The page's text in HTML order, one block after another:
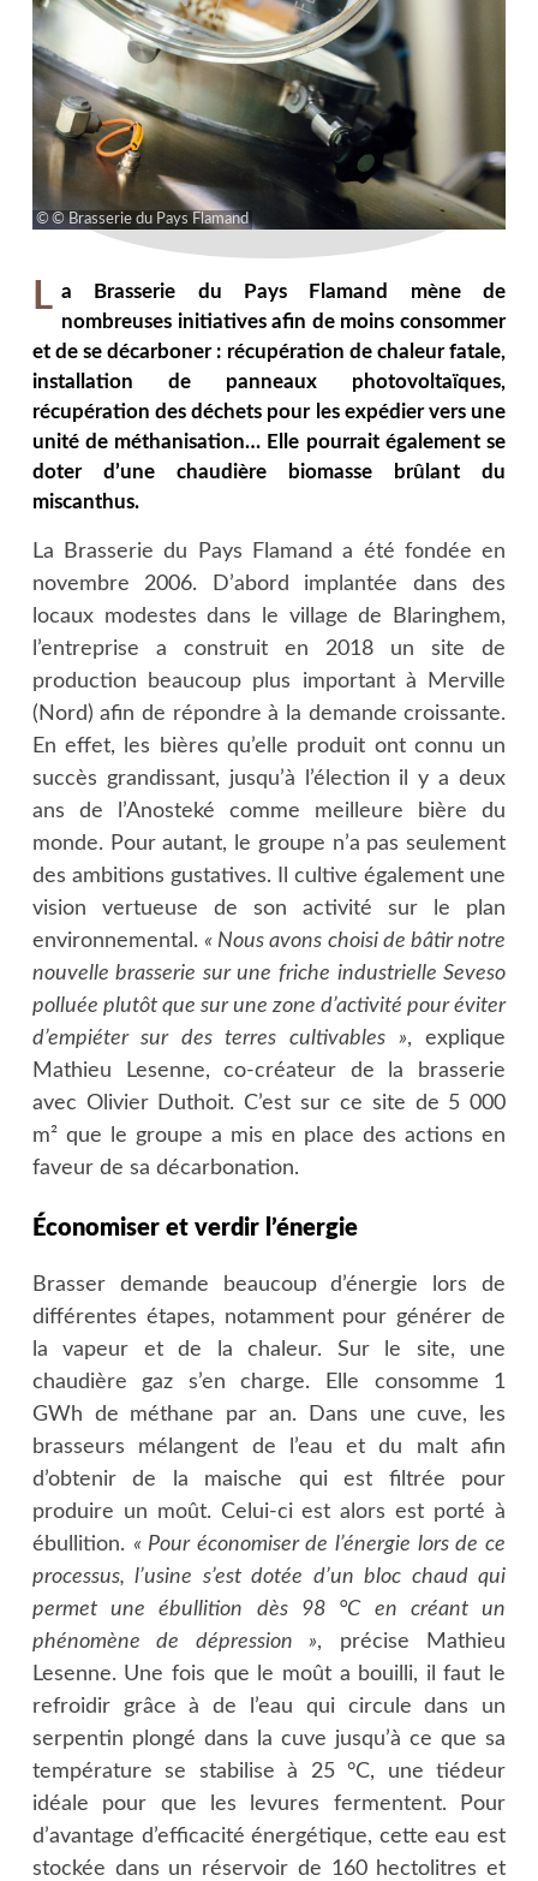
© Brasserie du Pays Flamand
L a Brasserie du Pays Flamand mène de
nombreuses initiatives afin de moins consommer
et de se décarboner : récupération de chaleur fatale,
installation de panneaux photovoltaïques,
récupération des déchets pour les expédier vers une
unité de méthanisation… Elle pourrait également se
doter d’une chaudière biomasse brûlant du
miscanthus.
La Brasserie du Pays Flamand a été fondée en
novembre 2006. D’abord implantée dans des
locaux modestes dans le village de Blaringhem,
l’entreprise a construit en 2018 un site de
production beaucoup plus important à Merville
(Nord) afin de répondre à la demande croissante.
En effet, les bières qu’elle produit ont connu un
succès grandissant, jusqu’à l’élection il y a deux
ans de l’Anosteké comme meilleure bière du
monde. Pour autant, le groupe n’a pas seulement
des ambitions gustatives. Il cultive également une
vision vertueuse de son activité sur le plan
environnemental.« Nous avons choisi de bâtir notre
nouvelle brasserie sur une friche industrielle Seveso
polluée plutôt que sur une zone d’activité pour éviter
d’empiéter sur des terres cultivables », explique
Mathieu Lesenne, co-créateur de la brasserie
avec Olivier Duthoit. C’est sur ce site de 5 000
m² que le groupe a mis en place des actions en
faveur de sa décarbonation.
Économiser et verdir l’énergie
Brasser demande beaucoup d’énergie lors de
différentes étapes, notamment pour générer de
la vapeur et de la chaleur. Sur le site, une
chaudière gaz s’en charge. Elle consomme 1
GWh de méthane par an. Dans une cuve, les
brasseurs mélangent de l’eau et du malt afin
d’obtenir de la maische qui est filtrée pour
produire un moût. Celui-ci est alors est porté à
ébullition. « Pour économiser de l’énergie lors de ce
processus, l’usine s’est dotée d’un bloc chaud qui
permet une ébullition dès 98 °C en créant un
phénomène de dépression », précise Mathieu
Lesenne. Une fois que le moût a bouilli, il faut le
refroidir grâce à de l’eau qui circule dans un
serpentin plongé dans la cuve jusqu’à ce que sa
température se stabilise à 25 °C, une tiédeur
idéale pour que les levures fermentent. Pour
d’avantage d’efficacité énergétique, cette eau est
stockée dans un réservoir de 160 hectolitres et